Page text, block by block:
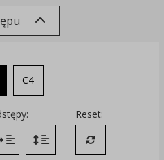
C4
Zmień odstęp między literami
Zmień interlinię i margines
Reset:
Przywróć